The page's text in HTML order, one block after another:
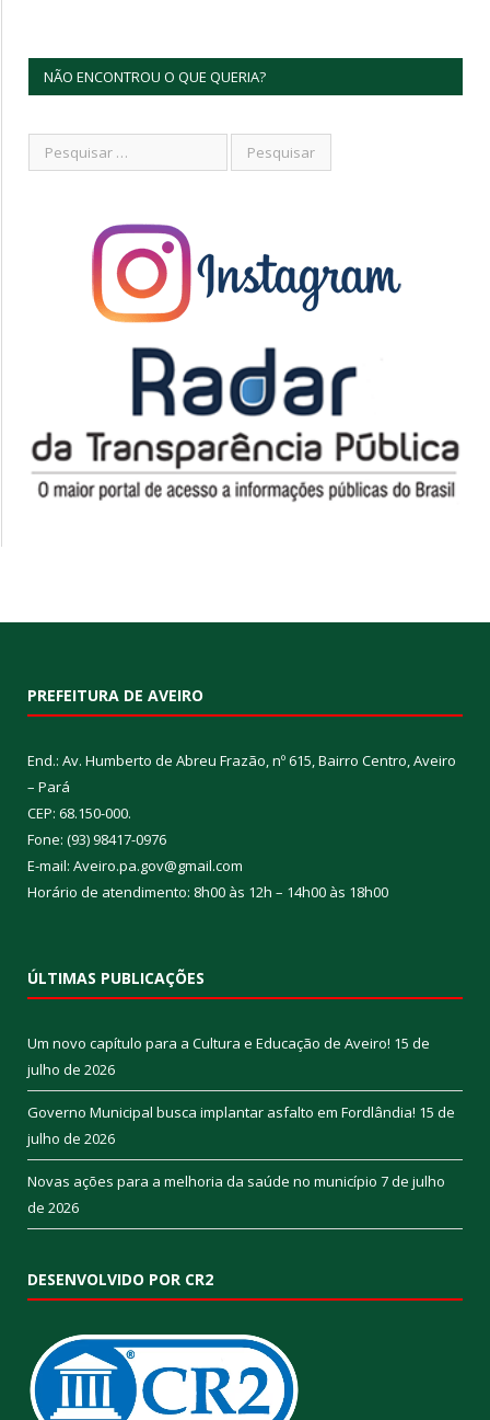
NÃO ENCONTROU O QUE QUERIA?
PREFEITURA DE AVEIRO
End.: Av. Humberto de Abreu Frazão, nº 615, Bairro Centro, Aveiro
– Pará
CEP: 68.150-000.
Fone: (93) 98417-0976
E-mail: Aveiro.pa.gov@gmail.com
Horário de atendimento: 8h00 às 12h – 14h00 às 18h00
ÚLTIMAS PUBLICAÇÕES
Um novo capítulo para a Cultura e Educação de Aveiro! 15 de
julho de 2026
Governo Municipal busca implantar asfalto em Fordlândia! 15 de
julho de 2026
Novas ações para a melhoria da saúde no município 7 de julho
de 2026
DESENVOLVIDO POR CR2